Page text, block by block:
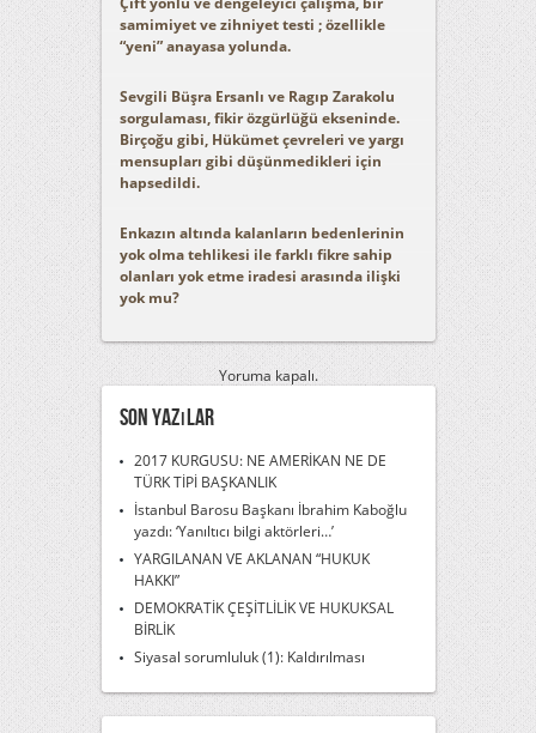
samimiyet ve zihniyet testi ; özellikle
“yeni” anayasa yolunda.
Sevgili Büşra Ersanlı ve Ragıp Zarakolu
sorgulaması, fikir özgürlüğü ekseninde.
Birçoğu gibi, Hükümet çevreleri ve yargı
mensupları gibi düşünmedikleri için
hapsedildi.
Enkazın altında kalanların bedenlerinin
yok olma tehlikesi ile farklı fikre sahip
olanları yok etme iradesi arasında ilişki
yok mu?
Yoruma kapalı.
Son Yazılar
2017 KURGUSU: NE AMERİKAN NE DE
TÜRK TİPİ BAŞKANLIK
İstanbul Barosu Başkanı İbrahim Kaboğlu
yazdı: ‘Yanıltıcı bilgi aktörleri…’
YARGILANAN VE AKLANAN “HUKUK
HAKKI”
DEMOKRATİK ÇEŞİTLİLİK VE HUKUKSAL
BİRLİK
Siyasal sorumluluk (1): Kaldırılması